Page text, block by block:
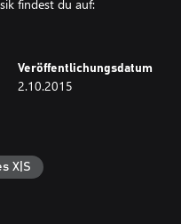
findest du auf:
Veröffentlichungsdatum
2.10.2015
X|S